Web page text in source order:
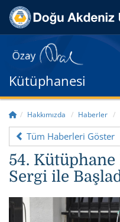
Kütüphanesi
Hakkımızda Haberler
Tüm Haberleri Göster
54. Kütüphane
Sergi ile